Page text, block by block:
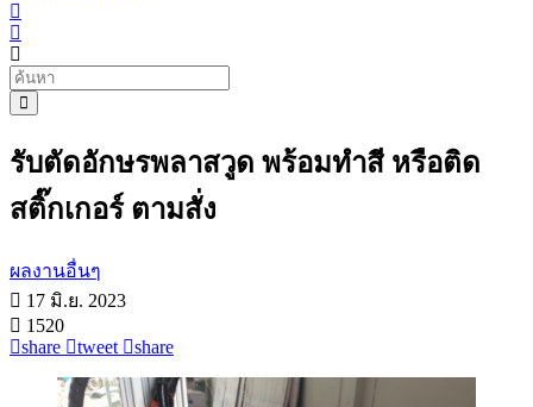
รับตัดอักษรพลาสวูด พร้อมทำสี หรือติด
สติ๊กเกอร์ ตามสั่ง
ผลงานอื่นๆ
17 มิ.ย. 2023
1520
share
tweet share